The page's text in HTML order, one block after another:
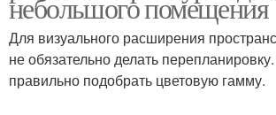
Для визуального расширения
не обязательно делать
правильно подобрать цветовую гамму.